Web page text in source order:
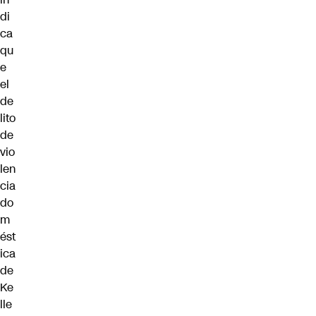
di
ca
qu
e
el
de
lito
de
vio
len
cia
do
m
ést
ica
de
Ke
lle